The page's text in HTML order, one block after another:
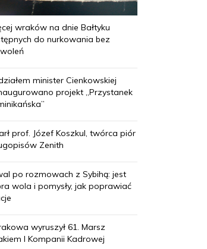
wraków na dnie Bałtyku
do nurkowania bez
minister Cienkowskiej
projekt „Przystanek
prof. Józef Koszkul, twórca piór
Zenith
po rozmowach z Sybihą: jest
wola i pomysły, jak poprawiać
wyruszył 61. Marsz
I Kompanii Kadrowej